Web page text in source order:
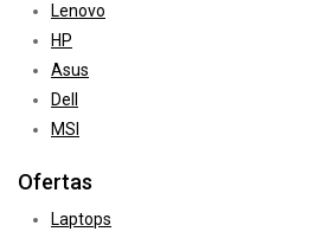
Lenovo
HP
Asus
Dell
MSI
Ofertas
Laptops